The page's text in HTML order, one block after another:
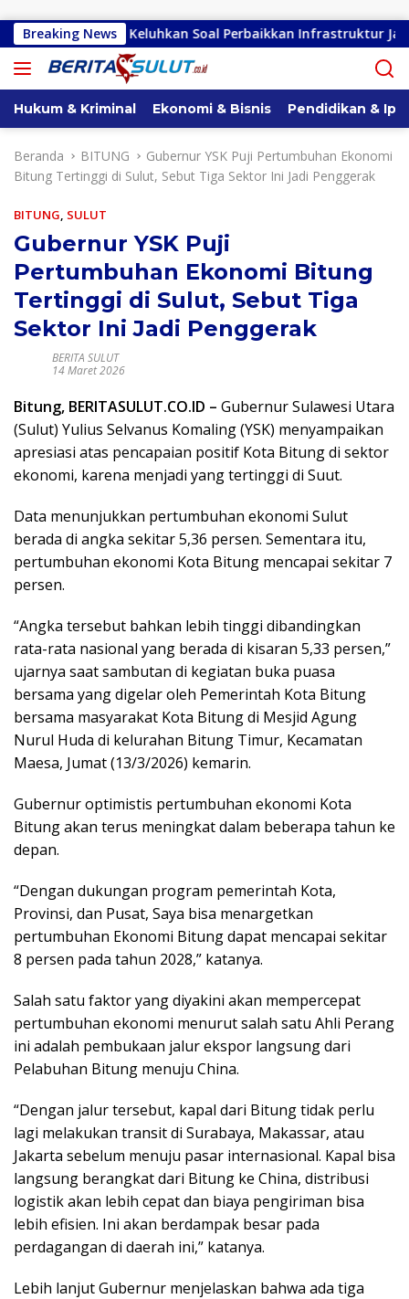
Breaking News
Warga Keluhkan Soal Perbaikkan Infrastruktur Jalan
Hukum & Kriminal Ekonomi & Bisnis Pendidikan &
Beranda BITUNG
Gubernur YSK Puji Pertumbuhan Ekonomi
Bitung Tertinggi di Sulut, Sebut Tiga Sektor Ini Jadi Penggerak
BITUNG, SULUT
Gubernur YSK Puji
Pertumbuhan Ekonomi Bitung
Tertinggi di Sulut, Sebut Tiga
Sektor Ini Jadi Penggerak
BERITA SULUT
14 Maret 2026
Bitung, BERITASULUT.CO.ID – Gubernur Sulawesi Utara
(Sulut) Yulius Selvanus Komaling (YSK) menyampaikan
apresiasi atas pencapaian positif Kota Bitung di sektor
ekonomi, karena menjadi yang tertinggi di Suut.
Data menunjukkan pertumbuhan ekonomi Sulut
berada di angka sekitar 5,36 persen. Sementara itu,
pertumbuhan ekonomi Kota Bitung mencapai sekitar 7
persen.
“Angka tersebut bahkan lebih tinggi dibandingkan
rata-rata nasional yang berada di kisaran 5,33 persen,”
ujarnya saat sambutan di kegiatan buka puasa
bersama yang digelar oleh Pemerintah Kota Bitung
bersama masyarakat Kota Bitung di Mesjid Agung
Nurul Huda di kelurahan Bitung Timur, Kecamatan
Maesa, Jumat (13/3/2026) kemarin.
Gubernur optimistis pertumbuhan ekonomi Kota
Bitung akan terus meningkat dalam beberapa tahun ke
depan.
“Dengan dukungan program pemerintah Kota,
Provinsi, dan Pusat, Saya bisa menargetkan
pertumbuhan Ekonomi Bitung dapat mencapai sekitar
8 persen pada tahun 2028,” katanya.
Salah satu faktor yang diyakini akan mempercepat
pertumbuhan ekonomi menurut salah satu Ahli Perang
ini adalah pembukaan jalur ekspor langsung dari
Pelabuhan Bitung menuju China.
“Dengan jalur tersebut, kapal dari Bitung tidak perlu
lagi melakukan transit di Surabaya, Makassar, atau
Jakarta sebelum menuju pasar internasional. Kapal bisa
langsung berangkat dari Bitung ke China, distribusi
logistik akan lebih cepat dan biaya pengiriman bisa
lebih efisien. Ini akan berdampak besar pada
perdagangan di daerah ini,” katanya.
Lebih lanjut Gubernur menjelaskan bahwa ada tiga